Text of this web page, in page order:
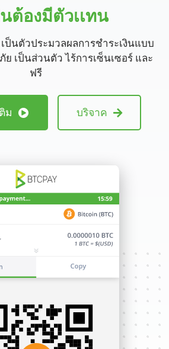
ต้องมีตัวเเทน
เป็นตัวประมวลผลการชำระเงินแบบ
เป็นส่วนตัว ไร้การเซ็นเซอร์ และ
ฟรี
ม บริจาค